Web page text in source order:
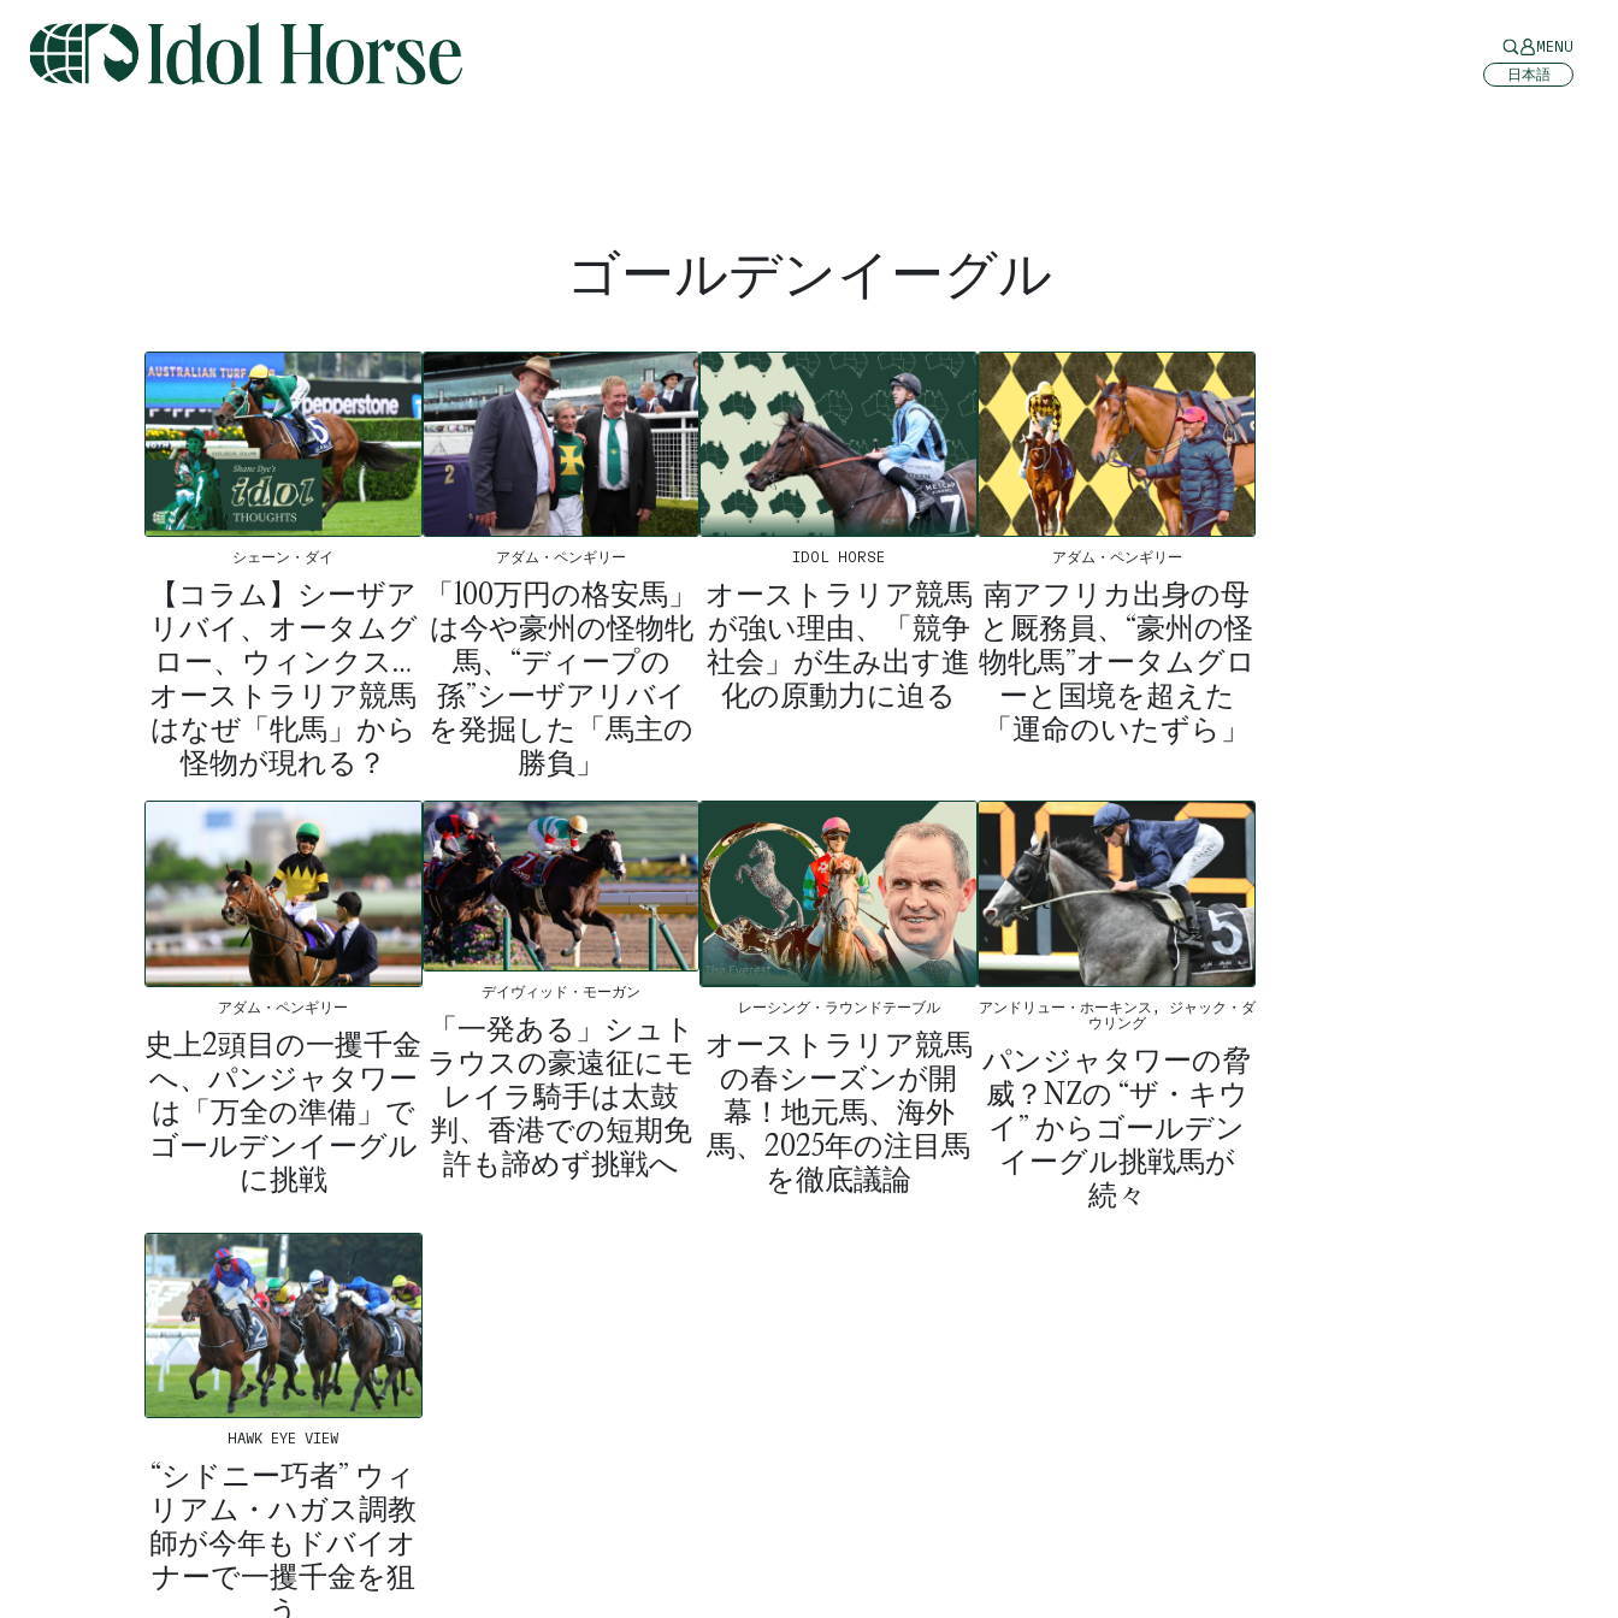
MENU
日本語
ゴールデンイーグル
シェーン・ダイ
【コラム】シーザア
リバイ、オータムグ
ロー、ウィンクス…
オーストラリア競馬
はなぜ「牝馬」から
怪物が現れる？
アダム・ペンギリー
「100万円の格安馬」
は今や豪州の怪物牝
馬、“ディープの
孫”シーザアリバイ
を発掘した「馬主の
勝負」
IDOL HORSE
オーストラリア競馬
が強い理由、「競争
社会」が生み出す進
化の原動力に迫る
アダム・ペンギリー
南アフリカ出身の母
と厩務員、“豪州の怪
物牝馬”オータムグロ
ーと国境を超えた
「運命のいたずら」
アダム・ペンギリー
史上2頭目の一攫千金
へ、パンジャタワー
は「万全の準備」で
ゴールデンイーグル
に挑戦
デイヴィッド・モーガン
「一発ある」シュト
ラウスの豪遠征にモ
レイラ騎手は太鼓
判、香港での短期免
許も諦めず挑戦へ
レーシング・ラウンドテーブル
オーストラリア競馬
の春シーズンが開
幕！地元馬、海外
馬、2025年の注目馬
を徹底議論
アンドリュー・ホーキンス, ジャック・ダ
ウリング
パンジャタワーの脅
威？NZの “ザ・キウ
イ” からゴールデン
イーグル挑戦馬が
続々
HAWK EYE VIEW
“シドニー巧者” ウィ
リアム・ハガス調教
師が今年もドバイオ
ナーで一攫千金を狙
う